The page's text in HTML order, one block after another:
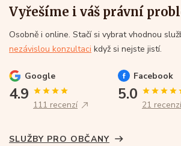
Vyřešíme i váš právní
Osobně i online. Stačí si vybrat vhodnou
nezávislou konzultaci když si nejste jistí.
Google
4.9
111 recenzí
Facebook
5.0
21 recenzí
SLUŽBY PRO OBČANY